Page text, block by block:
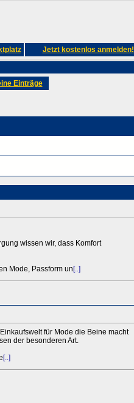
Jetzt kostenlos anmelden!
Einträge
wissen wir, dass Komfort
Mode, Passform un [..]
für Mode die Beine macht
der besonderen Art.
[..]